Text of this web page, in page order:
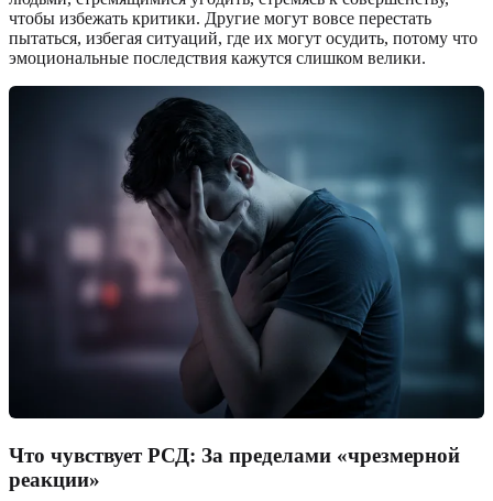
чтобы избежать критики. Другие могут вовсе перестать
пытаться, избегая ситуаций, где их могут осудить, потому что
эмоциональные последствия кажутся слишком велики.
Что чувствует РСД: За пределами «чрезмерной
реакции»